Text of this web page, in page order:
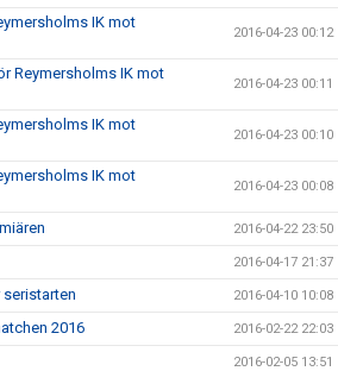
IK mot
2016-04-23 00:12
Reymersholms IK mot
2016-04-23 00:11
IK mot
2016-04-23 00:10
IK mot
2016-04-23 00:08
2016-04-22 23:50
2016-04-17 21:37
2016-04-10 10:08
2016 2016-02-22 22:03
2016-02-05 13:51